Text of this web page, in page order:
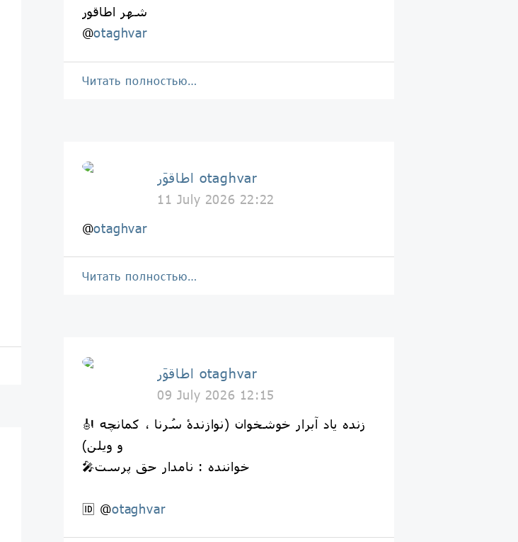
شهر اطاقور
@otaghvar
Читать полностью…
اطاقوَر otaghvar
11 July 2026 22:22
@otaghvar
Читать полностью…
اطاقوَر otaghvar
09 July 2026 12:15
🎻 زنده یاد آبرار خوشخوان (نوازندۀ سُرنا ، كمانچه
و ویلن)
🎤خواننده : نامدار حق پرست
🆔 @otaghvar